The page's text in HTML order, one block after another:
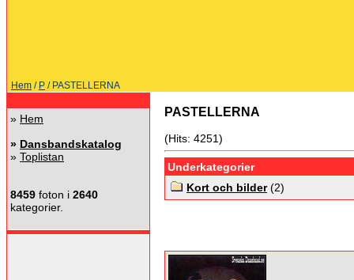
Hem / P / PASTELLERNA
» Hem
» Dansbandskatalog
» Toplistan
8459 foton i 2640
kategorier.
PASTELLERNA
(Hits: 4251)
Underkategorier
Kort och bilder(2)